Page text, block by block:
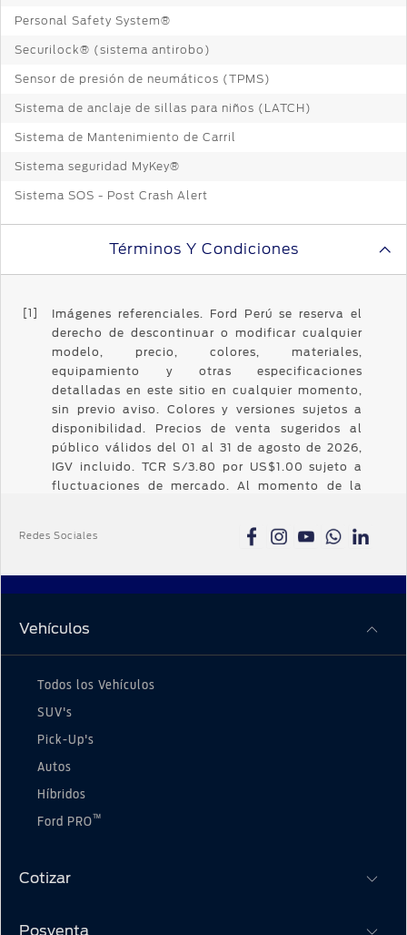
Personal Safety System®
Securilock® (sistema antirobo)
Sensor de presión de neumáticos (TPMS)
Sistema de anclaje de sillas para niños (LATCH)
Sistema de Mantenimiento de Carril
Sistema seguridad MyKey®
Sistema SOS - Post Crash Alert
Términos Y Condiciones
[1]
Imágenes referenciales. Ford Perú se reserva el
derecho de descontinuar o modificar cualquier
modelo, precio, colores, materiales,
equipamiento y otras especificaciones
detalladas en este sitio en cualquier momento,
sin previo aviso. Colores y versiones sujetos a
disponibilidad. Precios de venta sugeridos al
público válidos del 01 al 31 de agosto de 2026,
IGV incluido. TCR S/3.80 por US$1.00 sujeto a
fluctuaciones de mercado. Al momento de la
vigente del día. Stock mínimo de 10 unidades,
sujeto a variaciones según modelo y versión. No
de concesionarios oficial. Para mayor
cercano y consulte por las opciones de
financiamiento. Ford Perú no será responsable
página y se reserva el derecho de modificarla sin
previo aviso.
[2]
Precio sugerido corresponde al modelo F-150
XLT 4x4 MY2026. Precio válido del 1 al 31 de
S/3.80. Al momento de la transacción se
vehículos de la marca Ford a los clientes, pues
Redes Sociales
Vehículos
Todos los Vehículos
SUV's
Pick-Up's
Autos
Híbridos
Ford PRO ™
Cotizar
Posventa